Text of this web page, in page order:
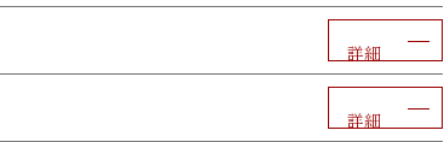
詳細
詳細